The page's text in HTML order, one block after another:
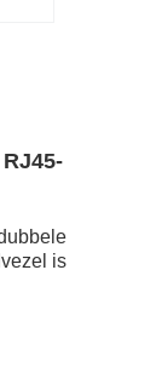
is